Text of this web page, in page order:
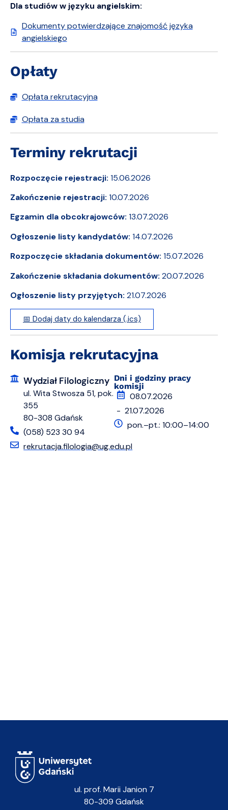
Dla studiów w języku angielskim:
Dokumenty potwierdzające znajomość języka
angielskiego
Opłaty
Opłata rekrutacyjna
Opłata za studia
Terminy rekrutacji
Rozpoczęcie rejestracji: 15.06.2026
Zakończenie rejestracji: 10.07.2026
Egzamin dla obcokrajowców: 13.07.2026
Ogłoszenie listy kandydatów: 14.07.2026
Rozpoczęcie składania dokumentów: 15.07.2026
Zakończenie składania dokumentów: 20.07.2026
Ogłoszenie listy przyjętych: 21.07.2026
📅 Dodaj daty do kalendarza (.ics)
Komisja rekrutacyjna
Wydział Filologiczny
ul. Wita Stwosza 51, pok.
355
80-308 Gdańsk
(058) 523 30 94
rekrutacja.filologia@ug.edu.pl
Dni i godziny pracy
komisji
08.07.2026
- 21.07.2026
pon.–pt.: 10:00–14:00
ul. prof. Marii Janion 7
80-309 Gdańsk